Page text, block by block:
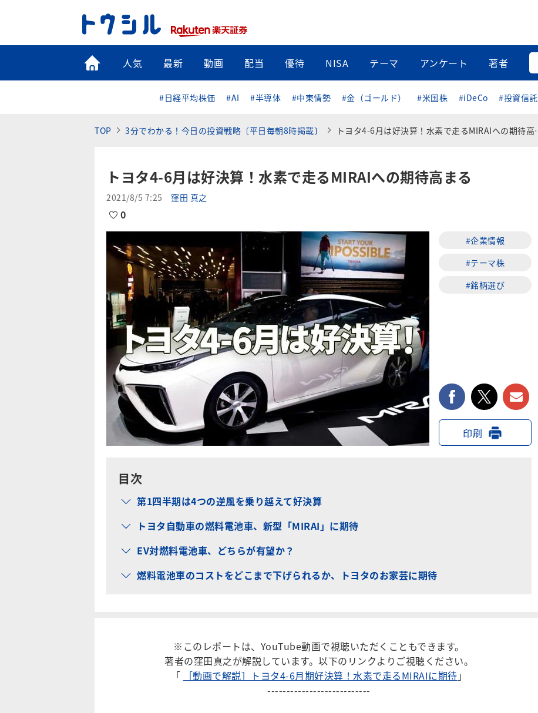
トップ
人気 最新 動画 配当 優待 NISA テーマ アンケート 著者
#日経平均株価 #AI #半導体 #中東情勢 #金（ゴールド） #米国株 #iDeCo #投資信託
TOP 3分でわかる！今日の投資戦略〔平日毎朝8時掲載〕 トヨタ4-6月は好決算！水素で走るMIRAIへの期待高まる
トヨタ4-6月は好決算！水素で走るMIRAIへの期待高まる
2021/8/5 7:25 窪田 真之
0
#企業情報
#テーマ株
#銘柄選び
facebooktwitter
印刷
目次
第1四半期は4つの逆風を乗り越えて好決算
トヨタ自動車の燃料電池車、新型「MIRAI」に期待
EV対燃料電池車、どちらが有望か？
燃料電池車のコストをどこまで下げられるか、トヨタのお家芸に期待
※このレポートは、YouTube動画で視聴いただくこともできます。
著者の窪田真之が解説しています。以下のリンクよりご視聴ください。
「
［動画で解説］トヨタ4-6月期好決算！水素で走るMIRAIに期待 」
---------------------------